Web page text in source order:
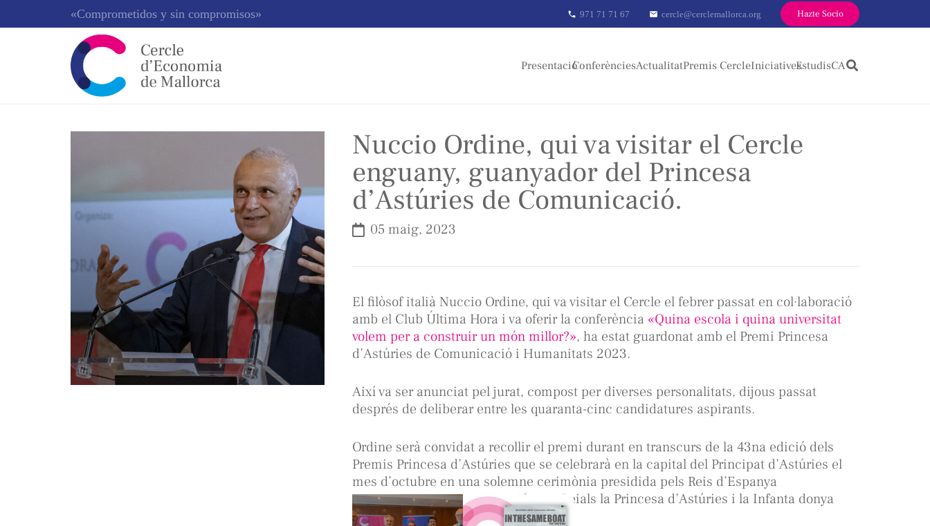
«Comprometidos y sin compromisos» phone 971 71 71 67 mail cercle@cerclemallorca.org Hazte Socio
PresentacióConferènciesActualitatPremis CercleIniciativesEstudisCA
Nuccio Ordine, qui va visitar el Cercle
enguany, guanyador del Princesa
d’Astúries de Comunicació.
05 maig, 2023
El filòsof italià Nuccio Ordine, qui va visitar el Cercle el febrer passat en col·laboració
amb el Club Última Hora i va oferir la conferència «Quina escola i quina universitat
volem per a construir un món millor?», ha estat guardonat amb el Premi Princesa
d’Astúries de Comunicació i Humanitats 2023.
Així va ser anunciat pel jurat, compost per diverses personalitats, dijous passat
després de deliberar entre les quaranta-cinc candidatures aspirants.
Ordine serà convidat a recollir el premi durant en transcurs de la 43na edició dels
Premis Princesa d’Astúries que se celebrarà en la capital del Principat d’Astúries el
mes d’octubre en una solemne cerimònia presidida pels Reis d’Espanya
acompanyats per Les seves Alteses Reials la Princesa d’Astúries i la Infanta donya
Sofía.